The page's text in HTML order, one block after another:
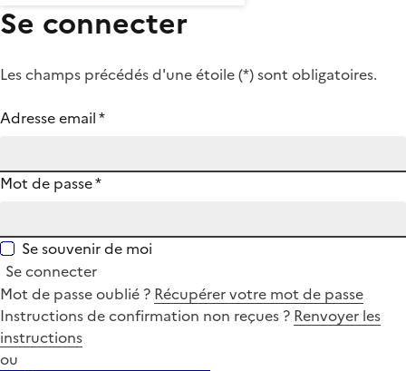
Se connecter
Les champs précédés d'une étoile (*) sont obligatoires.
Adresse email*
Mot de passe*
Se souvenir de moi
Se connecter
Mot de passe oublié ? Récupérer votre mot de passe
Instructions de confirmation non reçues ? Renvoyer les
instructions
ou